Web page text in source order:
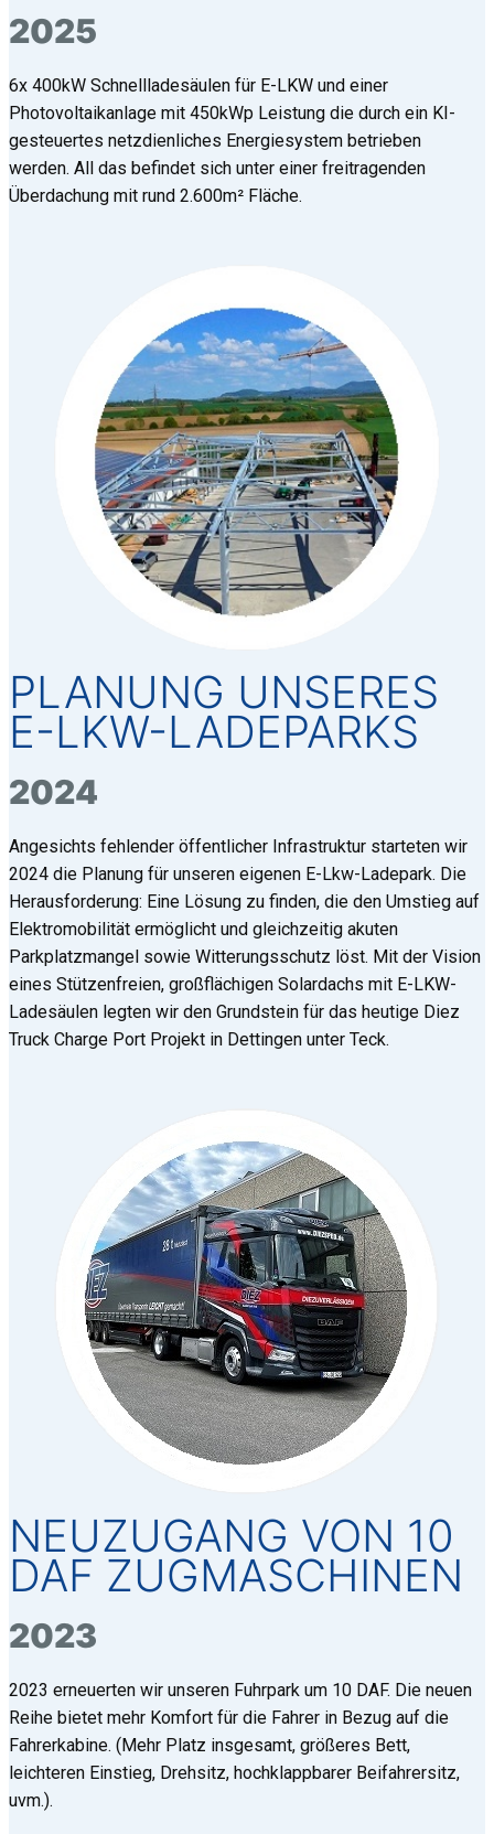
2025
6x 400kW Schnellladesäulen für E-LKW und einer
Photovoltaikanlage mit 450kWp Leistung die durch ein KI-
gesteuertes netzdienliches Energiesystem betrieben
werden. All das befindet sich unter einer freitragenden
Überdachung mit rund 2.600m² Fläche.
PLANUNG UNSERES
E-LKW-LADEPARKS
2024
Angesichts fehlender öffentlicher Infrastruktur starteten wir
2024 die Planung für unseren eigenen E-Lkw-Ladepark. Die
Herausforderung: Eine Lösung zu finden, die den Umstieg auf
Elektromobilität ermöglicht und gleichzeitig akuten
Parkplatzmangel sowie Witterungsschutz löst. Mit der Vision
eines Stützenfreien, großflächigen Solardachs mit E-LKW-
Ladesäulen legten wir den Grundstein für das heutige Diez
Truck Charge Port Projekt in Dettingen unter Teck.
NEUZUGANG VON 10
DAF ZUGMASCHINEN
2023
2023 erneuerten wir unseren Fuhrpark um 10 DAF. Die neuen
Reihe bietet mehr Komfort für die Fahrer in Bezug auf die
Fahrerkabine. (Mehr Platz insgesamt, größeres Bett,
leichteren Einstieg, Drehsitz, hochklappbarer Beifahrersitz,
uvm.).